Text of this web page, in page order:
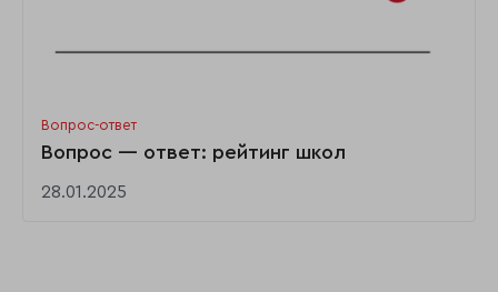
Вопрос-ответ
Вопрос — ответ: рейтинг школ
28.01.2025